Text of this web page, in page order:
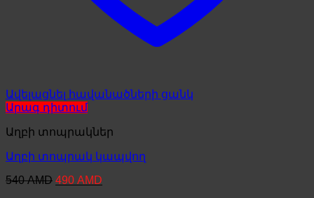
Ավելացնել հավանածների ցանկ
Արագ դիտում
Աղբի տոպրակներ
Աղբի տոպրակ կապվող
540AMD Original
490 AMD